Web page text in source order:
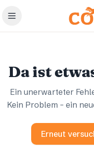
Zum Hauptinhalt
Da ist
Ein unerwarteter
Kein Problem – ein
Erneut